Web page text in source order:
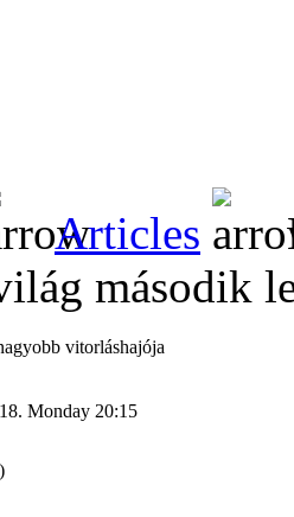
Articles
második
vitorláshajója
Monday 20:15